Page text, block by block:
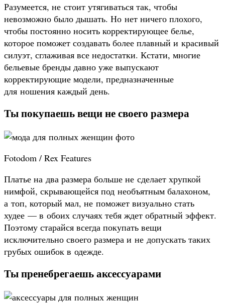
Разумеется, не стоит утягиваться так, чтобы
невозможно было дышать. Но нет ничего плохого,
чтобы постоянно носить корректирующее белье,
которое поможет создавать более плавный и красивый
силуэт, сглаживая все недостатки. Кстати, многие
бельевые бренды давно уже выпускают
корректирующие модели, предназначенные
для ношения каждый день.
Ты покупаешь вещи не своего размера
Fotodom / Rex Features
Платье на два размера больше не сделает хрупкой
нимфой, скрывающейся под необъятным балахоном,
а топ, который мал, не поможет визуально стать
худее — в обоих случаях тебя ждет обратный эффект.
Поэтому старайся всегда покупать вещи
исключительно своего размера и не допускать таких
грубых ошибок в одежде.
Ты пренебрегаешь аксессуарами